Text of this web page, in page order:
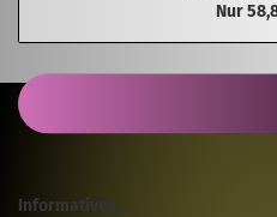
Nur
Informatives...